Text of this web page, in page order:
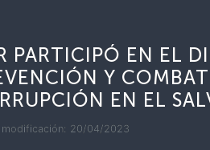
PARTICIPÓ EN EL
Y
EN EL
modificación: 20/04/2023